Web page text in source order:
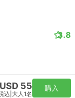
3.8
USD 55
込 大人1名
購入